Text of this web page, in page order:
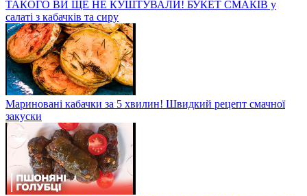
ТАКОГО ВИ ЩЕ НЕ КУШТУВАЛИ! БУКЕТ СМАКІВ у
салаті з кабачків та сиру
Мариновані кабачки за 5 хвилин! Швидкий рецепт смачної
закуски